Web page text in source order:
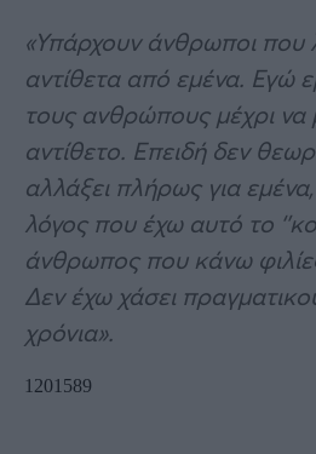
«Υπάρχουν άνθρωποι που
αντίθετα από εμένα. Εγώ
τους ανθρώπους μέχρι να
αντίθετο. Επειδή δεν
αλλάξει πλήρως για
λόγος που έχω αυτό το
άνθρωπος που κάνω
Δεν έχω χάσει
χρόνια».